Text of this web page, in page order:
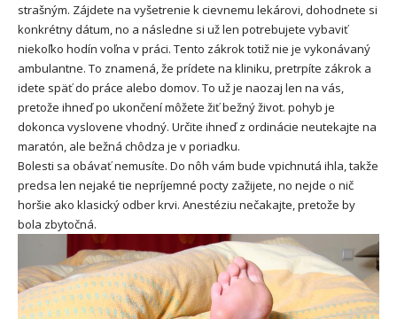
strašným. Zájdete na vyšetrenie k cievnemu lekárovi, dohodnete si
konkrétny dátum, no a následne si už len potrebujete vybaviť
niekoľko hodín voľna v práci. Tento zákrok totiž nie je vykonávaný
ambulantne. To znamená, že prídete na kliniku, pretrpíte zákrok a
idete späť do práce alebo domov. To už je naozaj len na vás,
pretože ihneď po ukončení môžete žiť bežný život. pohyb je
dokonca vyslovene vhodný. Určite ihneď z ordinácie neutekajte na
maratón, ale bežná chôdza je v poriadku.
Bolesti sa obávať nemusíte. Do nôh vám bude vpichnutá ihla, takže
predsa len nejaké tie nepríjemné pocty zažijete, no nejde o nič
horšie ako klasický odber krvi. Anestéziu nečakajte, pretože by
bola zbytočná.